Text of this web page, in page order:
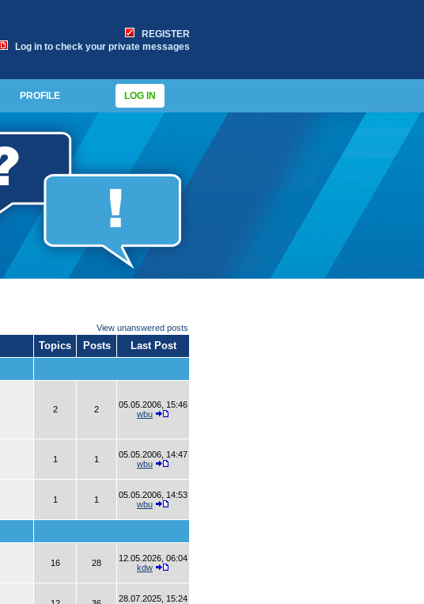
REGISTER
Log in to check your private messages
PROFILE LOG IN
View unanswered posts
Topics Posts Last Post
2 2
05.05.2006, 15:46
wbu
1 1
05.05.2006, 14:47
wbu
1 1
05.05.2006, 14:53
wbu
16 28
12.05.2026, 06:04
kdw
28.07.2025, 15:24